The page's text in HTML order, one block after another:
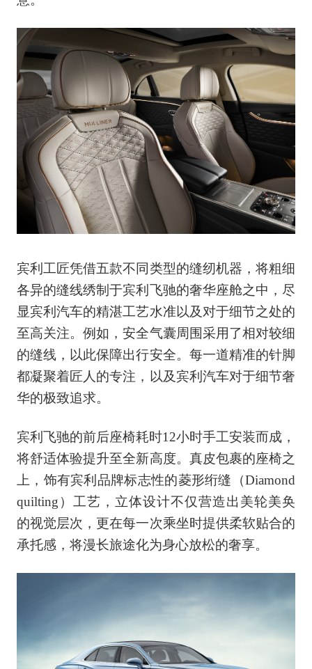
宾利工匠凭借五款不同类型的缝纫机器，将粗细
各异的缝线绣制于宾利飞驰的奢华座舱之中，尽
显宾利汽车的精湛工艺水准以及对于细节之处的
至高关注。例如，安全气囊周围采用了相对较细
的缝线，以此保障出行安全。每一道精准的针脚
都凝聚着匠人的专注，以及宾利汽车对于细节奢
华的极致追求。
宾利飞驰的前后座椅耗时12小时手工安装而成，
将舒适体验提升至全新高度。真皮包裹的座椅之
上，饰有宾利品牌标志性的菱形绗缝（Diamond
quilting）工艺，立体设计不仅营造出美轮美奂
的视觉层次，更在每一次乘坐时提供柔软贴合的
承托感，将漫长旅途化为身心放松的奢享。